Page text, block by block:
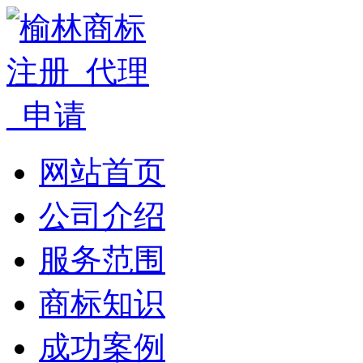
网站首页
公司介绍
服务范围
商标知识
成功案例